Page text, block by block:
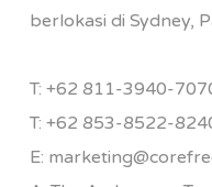
berlokasi di Sydney,
T: +62 811-3940-
T: +62 853-8522-
E: